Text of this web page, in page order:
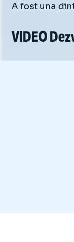
A fost una
VIDEO